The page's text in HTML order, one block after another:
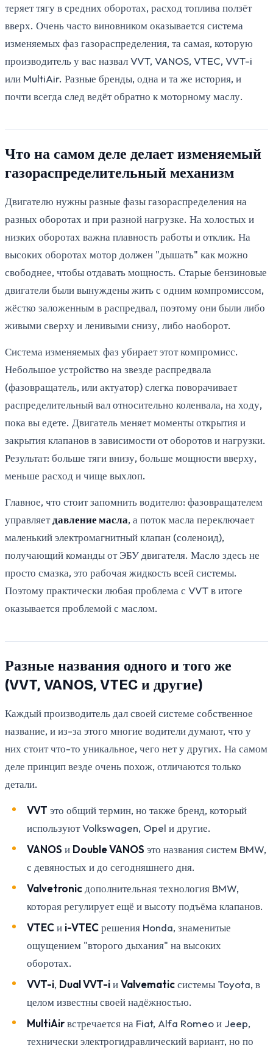
теряет тягу в средних оборотах, расход топлива ползёт
вверх. Очень часто виновником оказывается система
изменяемых фаз газораспределения, та самая, которую
производитель у вас назвал VVT, VANOS, VTEC, VVT-i
или MultiAir. Разные бренды, одна и та же история, и
почти всегда след ведёт обратно к моторному маслу.
Что на самом деле делает изменяемый
газораспределительный механизм
Двигателю нужны разные фазы газораспределения на
разных оборотах и при разной нагрузке. На холостых и
низких оборотах важна плавность работы и отклик. На
высоких оборотах мотор должен "дышать" как можно
свободнее, чтобы отдавать мощность. Старые бензиновые
двигатели были вынуждены жить с одним компромиссом,
жёстко заложенным в распредвал, поэтому они были либо
живыми сверху и ленивыми снизу, либо наоборот.
Система изменяемых фаз убирает этот компромисс.
Небольшое устройство на звезде распредвала
(фазовращатель, или актуатор) слегка поворачивает
распределительный вал относительно коленвала, на ходу,
пока вы едете. Двигатель меняет моменты открытия и
закрытия клапанов в зависимости от оборотов и нагрузки.
Результат: больше тяги внизу, больше мощности вверху,
меньше расход и чище выхлоп.
Главное, что стоит запомнить водителю: фазовращателем
управляетдавление масла, а поток масла переключает
маленький электромагнитный клапан (соленоид),
получающий команды от ЭБУ двигателя. Масло здесь не
просто смазка, это рабочая жидкость всей системы.
Поэтому практически любая проблема с VVT в итоге
оказывается проблемой с маслом.
Разные названия одного и того же
(VVT, VANOS, VTEC и другие)
Каждый производитель дал своей системе собственное
название, и из-за этого многие водители думают, что у
них стоит что-то уникальное, чего нет у других. На самом
деле принцип везде очень похож, отличаются только
детали.
VVT это общий термин, но также бренд, который
используют Volkswagen, Opel и другие.
VANOS и Double VANOS это названия систем BMW,
с девяностых и до сегодняшнего дня.
Valvetronic дополнительная технология BMW,
которая регулирует ещё и высоту подъёма клапанов.
VTECи i-VTECрешения Honda, знаменитые
ощущением "второго дыхания" на высоких
оборотах.
VVT-i, Dual VVT-iиValvematicсистемы Toyota, в
целом известны своей надёжностью.
MultiAirвстречается на Fiat, Alfa Romeo и Jeep,
технически электрогидравлический вариант, но по